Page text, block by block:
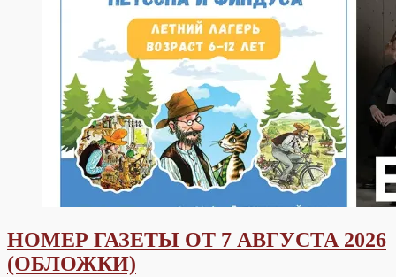
НОМЕР ГАЗЕТЫ ОТ 7 АВГУСТА 2026
(ОБЛОЖКИ)